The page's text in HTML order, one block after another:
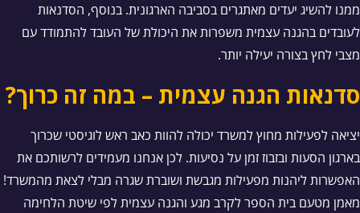
ממנו להשיג יעדים מאתגרים בסביבה הארגונית. בנוסף, הסדנאות
לעובדים בהגנה עצמית משפרות את היכולת של העובד להתמודד עם
מצבי לחץ בצורה יעילה יותר.
סדנאות הגנה עצמית – במה זה כרוך?
יציאה לפעילות מחוץ למשרד יכולה להוות כאב ראש לוגיסטי שכרוך
בארגון הסעות ובזבוז זמן על נסיעות. לכן אנחנו מעמידים לרשותכם את
האפשרות ליהנות מפעילות מגבשת ושוברת שגרה מבלי לצאת מהמשרד!
מאמן מטעם בית הספר לקרב מגע והגנה עצמית לפי שיטת הלחימה